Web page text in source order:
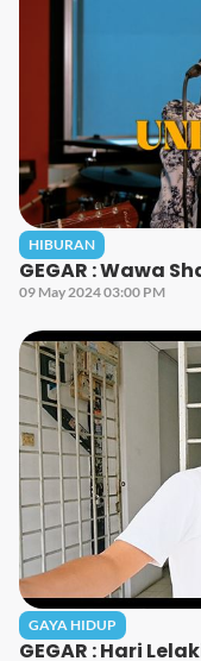
HIBURAN
GEGAR : Wawa
09 May 2024 03:00 PM
GAYA HIDUP
GEGAR : Hari